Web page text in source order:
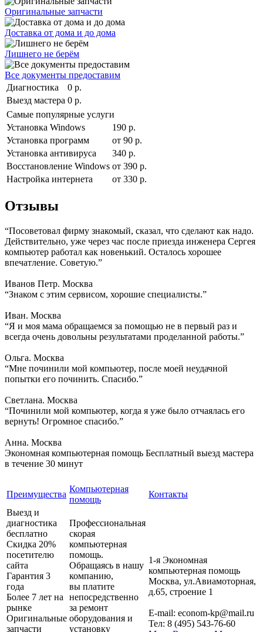
Оригинальные запчасти
Доставка от дома и до дома
Лишнего не берём
Все документы предоставим
Диагностика
0 р.
Выезд мастера 0 р.
Самые популярные услуги
Установка Windows
190 р.
Установка программ
от 90 р.
Установка антивируса
340 р.
Восстановление Windows от 390 р.
Настройка интернета
от 330 р.
Отзывы
“Посоветовал фирму знакомый, сказал, что сделают как надо.
Действительно, уже через час после приезда инженера Сергея
компьютер работал как новенький. Осталось хорошее
впечатление. Советую.”
Иванов Петр. Москва
“Знаком с этим сервисом, хорошие специалисты.”
Иван. Москва
“Я и моя мама обращаемся за помощью не в первый раз и
всегда очень довольны результатами проделанной работы.”
Ольга. Москва
“Мне починили мой компьютер, после моей неудачной
попытки его починить. Спасибо.”
Светлана. Москва
“Починили мой компьютер, когда я уже было отчаялась его
вернуть! Огромное спасибо.”
Анна. Москва
Экономная компьютерная помощь Бесплатный выезд мастера
в течение 30 минут
Преимущества
Компьютерная
помощь
Контакты
Выезд и
диагностика
бесплатно
Скидка 20%
посетителю
сайта
Гарантия 3
года
Более 7 лет на
рынке
Оригинальные
запчасти
Профессиональная
скорая
компьютерная
помощь.
Обращаясь в нашу
компанию,
вы платите
непосредственно
за ремонт
оборудования и
установку
1-я Экономная
компьютерная помощь
Москва, ул.Авиамоторная,
д.65, строение 1
E-mail: econom-kp@mail.ru
Тел: 8 (495) 543-76-60